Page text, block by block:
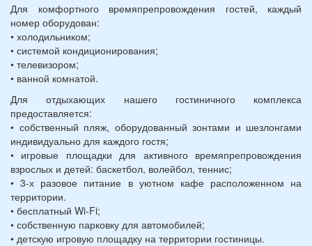
Для комфортного времяпрепровождения гостей, каждый
номер оборудован:
• холодильником;
• системой кондиционирования;
• телевизором;
• ванной комнатой.
Для отдыхающих нашего гостиничного комплекса
предоставляется:
• собственный пляж, оборудованный зонтами и шезлонгами
индивидуально для каждого гостя;
• игровые площадки для активного времяпрепровождения
взрослых и детей: баскетбол, волейбол, теннис;
• 3-х разовое питание в уютном кафе расположенном на
территории.
• бесплатный Wi-Fi;
• собственную парковку для автомобилей;
• детскую игровую площадку на территории гостиницы.